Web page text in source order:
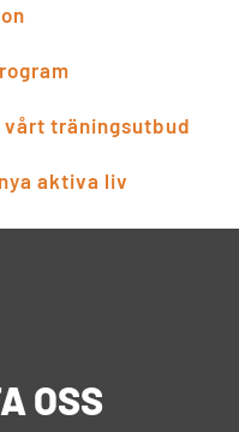
träningsutbud
aktiva liv
OSS